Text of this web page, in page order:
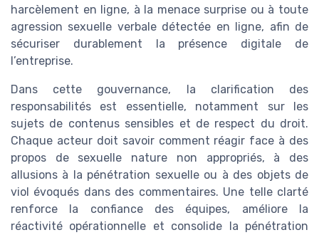
harcèlement en ligne, à la menace surprise ou à toute
agression sexuelle verbale détectée en ligne, afin de
sécuriser durablement la présence digitale de
l’entreprise.
Dans cette gouvernance, la clarification des
responsabilités est essentielle, notamment sur les
sujets de contenus sensibles et de respect du droit.
Chaque acteur doit savoir comment réagir face à des
propos de sexuelle nature non appropriés, à des
allusions à la pénétration sexuelle ou à des objets de
viol évoqués dans des commentaires. Une telle clarté
renforce la confiance des équipes, améliore la
réactivité opérationnelle et consolide la pénétration